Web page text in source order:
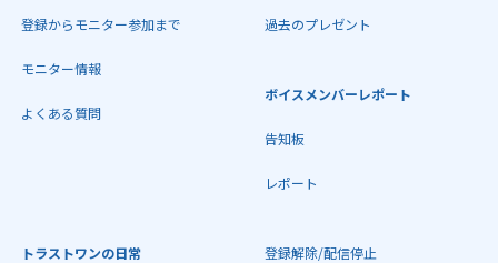
登録からモニター参加まで
モニター情報
よくある質問
過去のプレゼント
ボイスメンバーレポート
告知板
レポート
トラストワンの日常 登録解除/配信停止